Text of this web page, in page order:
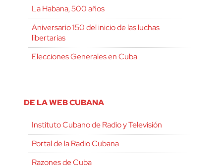
La Habana, 500 años
Aniversario 150 del inicio de las luchas
libertarias
Elecciones Generales en Cuba
DE LA WEB CUBANA
Instituto Cubano de Radio y Televisión
Portal de la Radio Cubana
Razones de Cuba